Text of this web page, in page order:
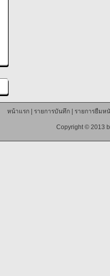
หน้าแรก| รายการบันทึก| รายการยืมห
Copyright © 2013